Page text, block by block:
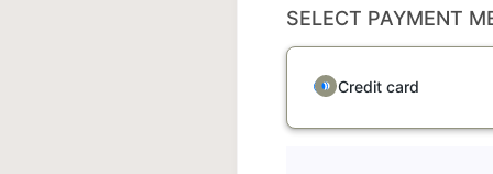
SELECT PAYMENT
Credit card